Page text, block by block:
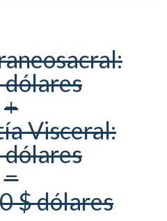
+
Visceral:
=
$ dólares